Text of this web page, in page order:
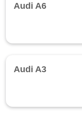
Audi A6
Audi A3